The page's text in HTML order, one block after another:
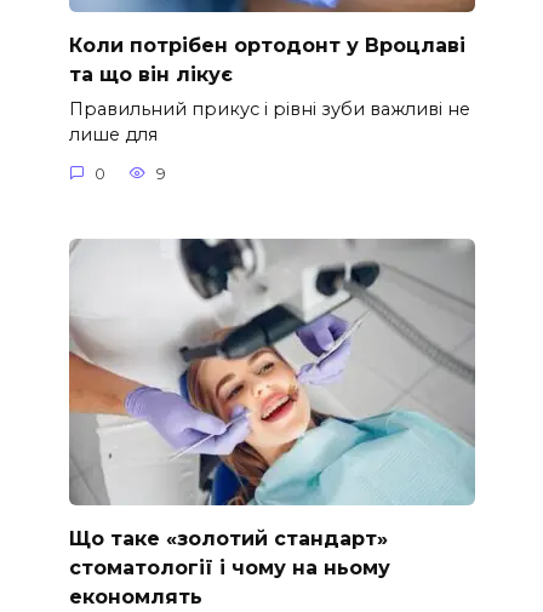
Коли потрібен ортодонт у Вроцлаві
та що він лікує
Правильний прикус і рівні зуби важливі не
лише для
0 9
Що таке «золотий стандарт»
стоматології і чому на ньому
економлять